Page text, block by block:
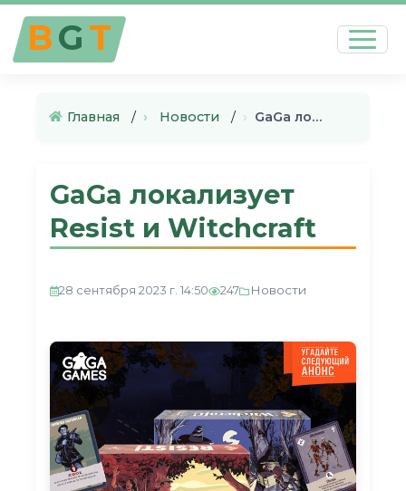
BGT
Главная › Новости › GaGa локализует Resist и Witc…
GaGa локализует
Resist и Witchcraft
28 сентября 2023 г. 14:50 247 Новости